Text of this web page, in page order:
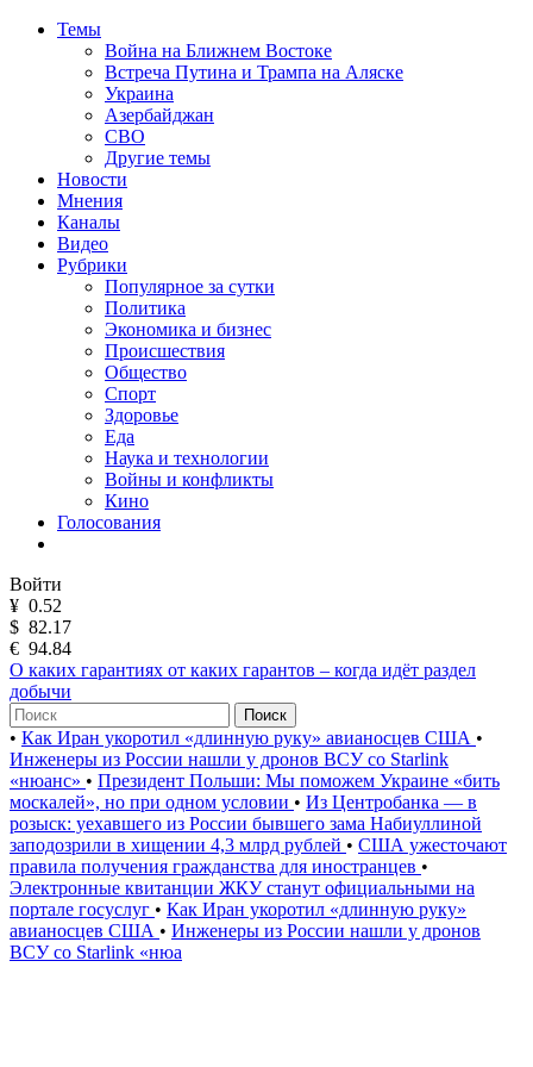
Темы
Война на Ближнем Востоке
Встреча Путина и Трампа на Аляске
Украина
Азербайджан
СВО
Другие темы
Новости
Мнения
Каналы
Видео
Рубрики
Популярное за сутки
Политика
Экономика и бизнес
Происшествия
Общество
Спорт
Здоровье
Еда
Наука и технологии
Войны и конфликты
Кино
Голосования
Войти
¥ 0.52
$ 82.17
€ 94.84
О каких гарантиях от каких гарантов – когда идёт раздел
добычи
Поиск
• Как Иран укоротил «длинную руку» авианосцев США •
Инженеры из России нашли у дронов ВСУ со Starlink
«нюанс» • Президент Польши: Мы поможем Украине «бить
москалей», но при одном условии • Из Центробанка — в
розыск: уехавшего из России бывшего зама Набиуллиной
заподозрили в хищении 4,3 млрд рублей • США ужесточают
правила получения гражданства для иностранцев •
Электронные квитанции ЖКУ станут официальными на
портале госуслуг • Как Иран укоротил «длинную руку»
авианосцев США • Инженеры из России нашли у дронов
ВСУ со Starlink «нюа